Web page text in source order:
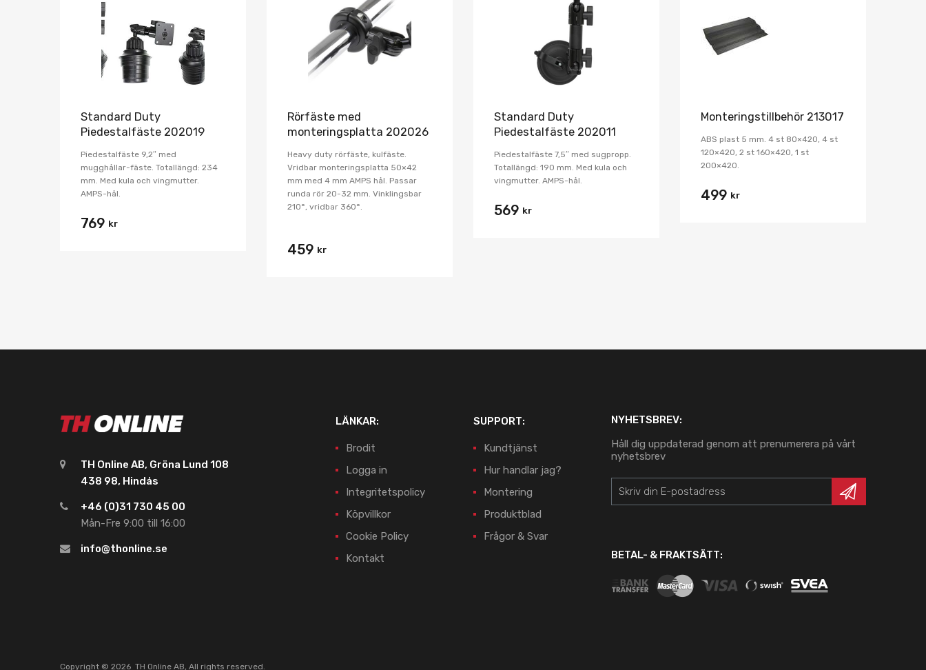
Standard Duty
Piedestalfäste 202019
Piedestalfäste 9,2″ med
mugghållar-fäste. Totallängd: 234
mm. Med kula och vingmutter.
AMPS-hål.
769 kr
Rörfäste med
monteringsplatta 202026
Heavy duty rörfäste, kulfäste.
Vridbar monteringsplatta 50×42
mm med 4 mm AMPS hål. Passar
runda rör 20-32 mm. Vinklingsbar
210°, vridbar 360°.
459 kr
Standard Duty
Piedestalfäste 202011
Piedestalfäste 7,5″ med sugpropp.
Totallängd: 190 mm. Med kula och
vingmutter. AMPS-hål.
569 kr
Monteringstillbehör 213017
ABS plast 5 mm. 4 st 80×420, 4 st
120×420, 2 st 160×420, 1 st
200×420.
499 kr
TH Online AB, Gröna Lund 108
438 98, Hindås
+46 (0)31 730 45 00
Mån-Fre 9:00 till 16:00
info@thonline.se
LÄNKAR:
Brodit
Logga in
Integritetspolicy
Köpvillkor
Cookie Policy
Kontakt
SUPPORT:
Kundtjänst
Hur handlar jag?
Montering
Produktblad
Frågor & Svar
NYHETSBREV:
Håll dig uppdaterad genom att prenumerera på vårt
nyhetsbrev
BETAL- & FRAKTSÄTT:
Copyright © 2026 TH Online AB, All rights reserved.